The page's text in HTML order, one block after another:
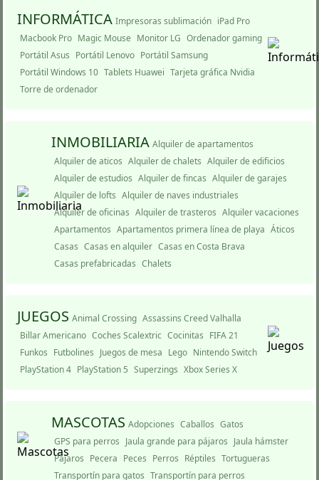
INFORMÁTICA Impresoras sublimación iPad Pro
Macbook Pro Magic Mouse Monitor LG Ordenador gaming
Portátil Asus Portátil Lenovo Portátil Samsung
Portátil Windows 10 Tablets Huawei Tarjeta gráfica Nvidia
Torre de ordenador
INMOBILIARIA Alquiler de apartamentos
Alquiler de aticos Alquiler de chalets Alquiler de edificios
Alquiler de estudios Alquiler de fincas Alquiler de garajes
Alquiler de lofts Alquiler de naves industriales
Alquiler de oficinas Alquiler de trasteros Alquiler vacaciones
Apartamentos Apartamentos primera lí­nea de playa Áticos
Casas Casas en alquiler Casas en Costa Brava
Casas prefabricadas Chalets
JUEGOS Animal Crossing Assassins Creed Valhalla
Billar Americano Coches Scalextric Cocinitas FIFA 21
Funkos Futbolines Juegos de mesa Lego Nintendo Switch
PlayStation 4 PlayStation 5 Superzings Xbox Series X
MASCOTAS Adopciones Caballos Gatos
GPS para perros Jaula grande para pájaros Jaula hámster
Pájaros Pecera Peces Perros Réptiles Tortugueras
Transportí­n para gatos Transportí­n para perros